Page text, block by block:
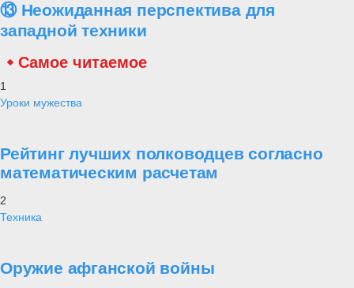
⑬ Неожиданная перспектива для
западной техники
Самое читаемое
1
Уроки мужества
Рейтинг лучших полководцев согласно
математическим расчетам
2
Техника
Оружие афганской войны